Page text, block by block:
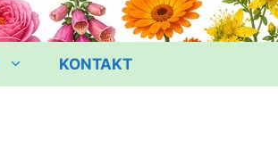
KONTAKT